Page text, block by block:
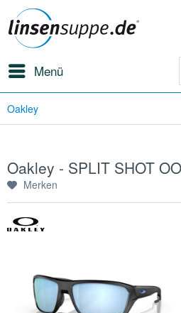
Menü
Oakley
Oakley - SPLIT SHOT
Merken